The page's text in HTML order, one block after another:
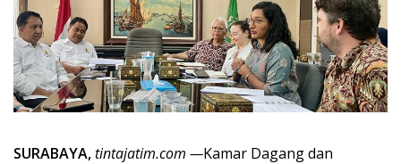
SURABAYA,tintajatim.com —Kamar Dagang dan